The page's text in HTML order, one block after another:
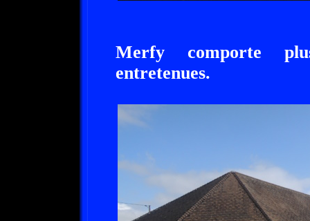
Merfy comporte
entretenues.